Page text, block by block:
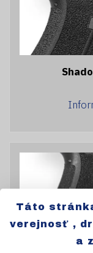
Táto
verejnosť ,
a